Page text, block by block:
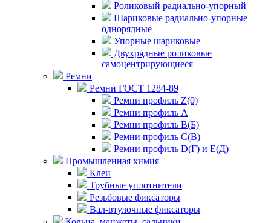
Роликовый радиально-упорный
Шариковые радиально-упорные
однорядные
Упорные шариковые
Двухрядные роликовые
самоцентрирующиеся
Ремни
Ремни ГОСТ 1284-89
Ремни профиль Z(0)
Ремни профиль А
Ремни профиль В(Б)
Ремни профиль С(В)
Ремни профиль D(Г) и E(Д)
Промышленная химия
Клеи
Трубные уплотнители
Резьбовые фиксаторы
Вал-втулочные фиксаторы